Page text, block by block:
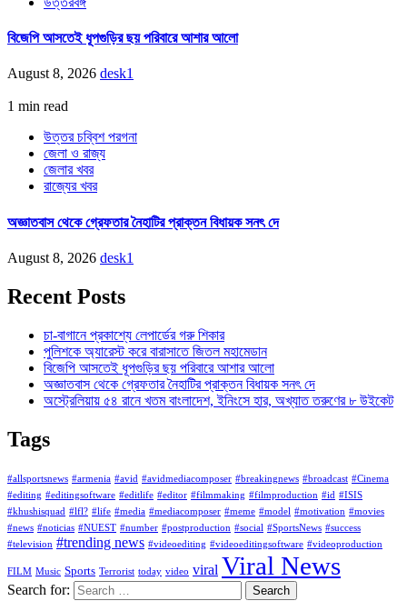
বিজেপি আসতেই ধূপগুড়ির ছয় পরিবারে আশার আলো
August 8, 2026 desk1
1 min read
উত্তর চব্বিশ পরগনা
জেলা ও রাজ্য
জেলার খবর
রাজ্যের খবর
অজ্ঞাতবাস থেকে গ্রেফতার নৈহাটির প্রাক্তন বিধায়ক সনৎ দে
August 8, 2026 desk1
Recent Posts
চা-বাগানে প্রকাশ্যে লেপার্ডের গরু শিকার
পুলিশকে অ্যারেস্ট করে বারাসাতে জিতল মহামেডান
বিজেপি আসতেই ধূপগুড়ির ছয় পরিবারে আশার আলো
অজ্ঞাতবাস থেকে গ্রেফতার নৈহাটির প্রাক্তন বিধায়ক সনৎ দে
অস্ট্রেলিয়ায় ৫৪ রানে খতম বাংলাদেশ, ইনিংসে হার, অখ্যাত তরুণের ৮ উইকেট
Tags
#allsportsnews #armenia #avid #avidmediacomposer #breakingnews #broadcast #Cinema
#editing #editingsoftware #editlife #editor #filmmaking #filmproduction #id #ISIS
#khushisquad #lfl? #life #media #mediacomposer #meme #model #motivation #movies
#news #noticias #NUEST #number #postproduction #social #SportsNews #success
#television #trending news #videoediting #videoeditingsoftware #videoproduction
FILM Music Sports Terrorist today video viral Viral News
Search for: